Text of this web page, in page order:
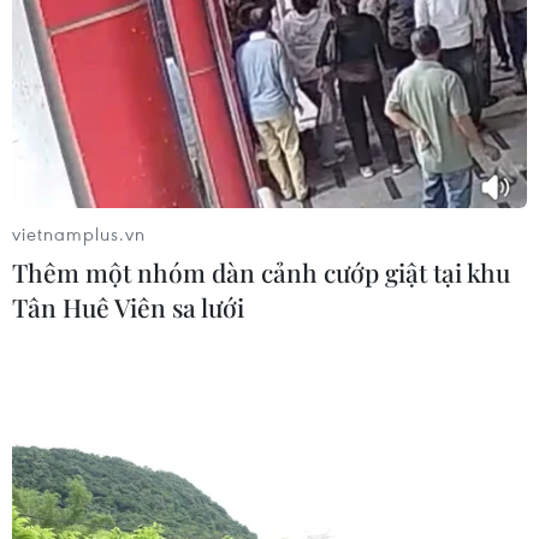
thanh toán chi phí khám chữa bệnh y
học gia đình
03/08/2026 07:04
Siết giám định, kiểm soát chặt chi
phí khám chữa bệnh bảo hiểm y tế
02/08/2026 10:10
02/08/2026 05:58
Giao chỉ tiêu bao phủ bảo hiểm y tế
vietnamplus.vn
Thêm một nhóm dàn cảnh cướp giật tại khu
Tân Huê Viên sa lưới